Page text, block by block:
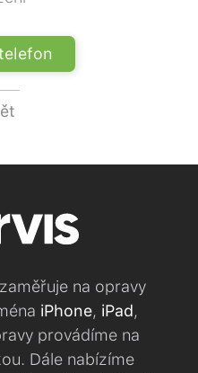
na opravy
iPhone, iPad,
provádíme na
Dále nabízíme